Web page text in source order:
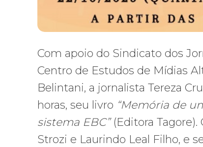
Com apoio do Sindicato dos
Centro de Estudos de Mídias
Belintani, a jornalista Tereza
horas, seu livro “Memória de
sistema EBC”(Editora Tagore).
Strozi e Laurindo Leal Filho, e